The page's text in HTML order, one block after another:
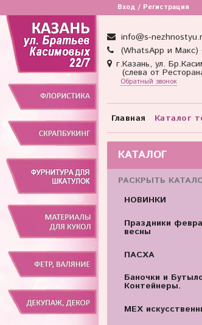
Вход / Регистрация
info@s-
(WhatsApp и Макс)
г.Казань, ул.
(слева от
Обратный звонок
Главная Каталог
КАТАЛОГ
РАСКРЫТЬ
НОВИНКИ
Праздники
весны
ПАСХА
Баночки и
Контейнеры.
МЕХ